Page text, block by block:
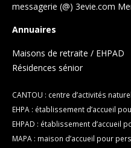
messagerie (@) 3evie.com
Annuaires
Maisons de retraite / EHPAD
Résidences sénior
CANTOU : centre d’activités
EHPA : établissement d’accueil
EHPAD : établissement d’accueil
MAPA : maison d’accueil pour